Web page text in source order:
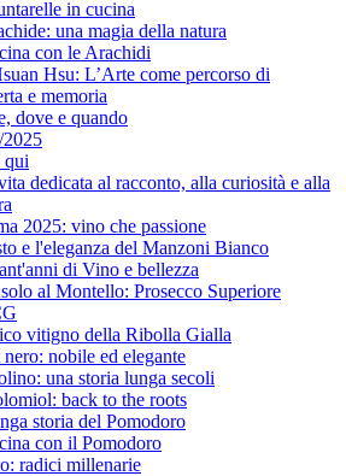
in cucina
una magia della natura
con le Arachidi
Hsu: L’Arte come percorso di
e memoria
dove e quando
2025
qui
dedicata al racconto, alla curiosità e alla
2025: vino che passione
e l'eleganza del Manzoni Bianco
di Vino e bellezza
al Montello: Prosecco Superiore
vitigno della Ribolla Gialla
nobile ed elegante
una storia lunga secoli
back to the roots
storia del Pomodoro
con il Pomodoro
radici millenarie